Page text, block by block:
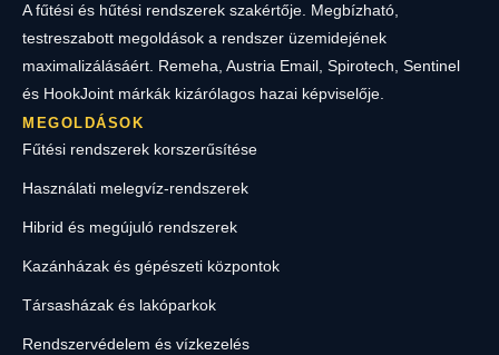
A fűtési és hűtési rendszerek szakértője. Megbízható,
testreszabott megoldások a rendszer üzemidejének
maximalizálásáért. Remeha, Austria Email, Spirotech, Sentinel
és HookJoint márkák kizárólagos hazai képviselője.
MEGOLDÁSOK
Fűtési rendszerek korszerűsítése
Használati melegvíz-rendszerek
Hibrid és megújuló rendszerek
Kazánházak és gépészeti központok
Társasházak és lakóparkok
Rendszervédelem és vízkezelés